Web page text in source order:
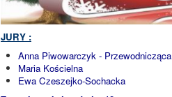
JURY :
Anna Piwowarczyk -
Maria Kościelna
Ewa Czeszejko-Sochacka